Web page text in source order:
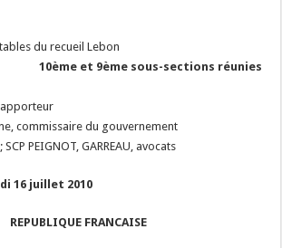
du recueil Lebon
10ème et 9ème sous-sections réunies
commissaire du gouvernement
SCP PEIGNOT, GARREAU, avocats
16 juillet 2010
REPUBLIQUE FRANCAISE